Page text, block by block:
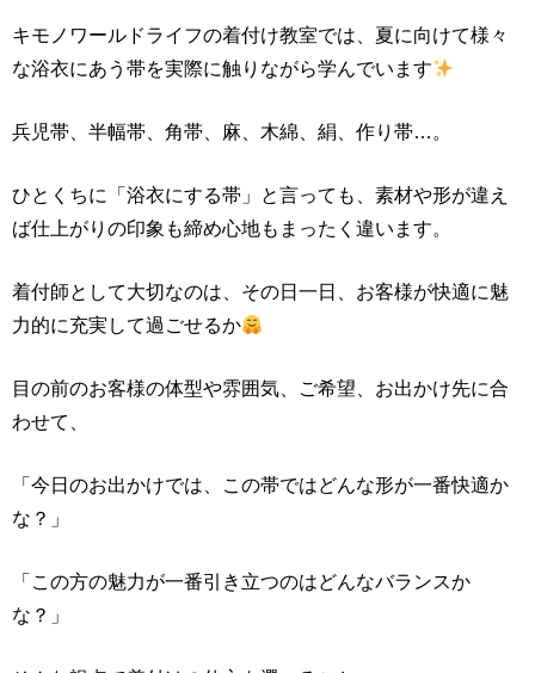
キモノワールドライフの着付け教室では、夏に向けて様々
な浴衣にあう帯を実際に触りながら学んでいます
兵児帯、半幅帯、角帯、麻、木綿、絹、作り帯…。
ひとくちに「浴衣にする帯」と言っても、素材や形が違え
ば仕上がりの印象も締め心地もまったく違います。
着付師として大切なのは、その日一日、お客様が快適に魅
力的に充実して過ごせるか
目の前のお客様の体型や雰囲気、ご希望、お出かけ先に合
わせて、
「今日のお出かけでは、この帯ではどんな形が一番快適か
な？」
「この方の魅力が一番引き立つのはどんなバランスか
な？」